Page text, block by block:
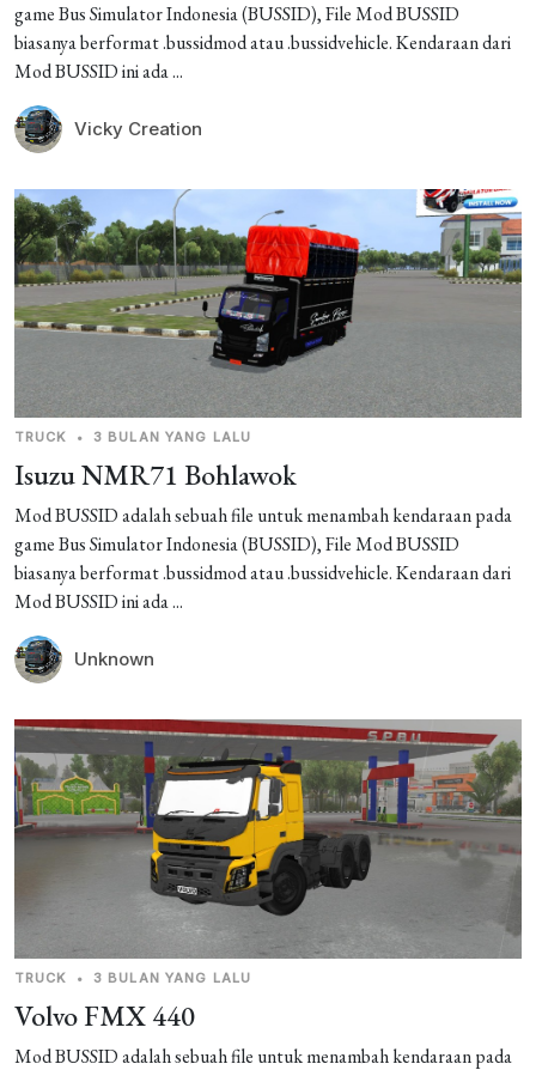
game Bus Simulator Indonesia (BUSSID), File Mod BUSSID
biasanya berformat .bussidmod atau .bussidvehicle. Kendaraan dari
Mod BUSSID ini ada ...
Vicky Creation
TRUCK • 3 BULAN YANG LALU
Isuzu NMR71 Bohlawok
Mod BUSSID adalah sebuah file untuk menambah kendaraan pada
game Bus Simulator Indonesia (BUSSID), File Mod BUSSID
biasanya berformat .bussidmod atau .bussidvehicle. Kendaraan dari
Mod BUSSID ini ada ...
Unknown
TRUCK • 3 BULAN YANG LALU
Volvo FMX 440
Mod BUSSID adalah sebuah file untuk menambah kendaraan pada